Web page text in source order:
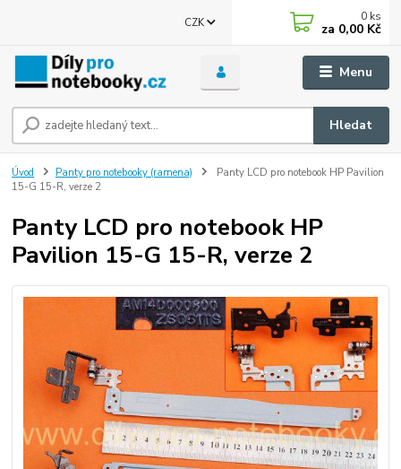
Menu
CZK
Hledat
0 ks
za 0,00 Kč
Úvod Panty pro notebooky (ramena)
Panty LCD pro notebook HP Pavilion
15-G 15-R, verze 2
Panty LCD pro notebook HP
Pavilion 15-G 15-R, verze 2